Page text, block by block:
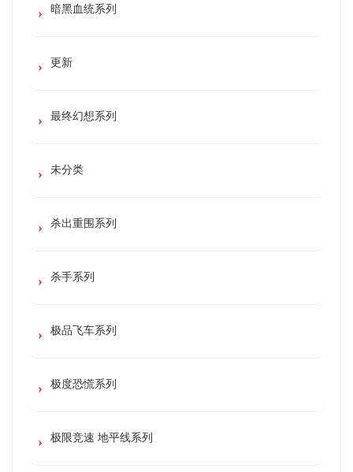
暗黑血统系列
更新
最终幻想系列
未分类
杀出重围系列
杀手系列
极品飞车系列
极度恐慌系列
极限竞速 地平线系列